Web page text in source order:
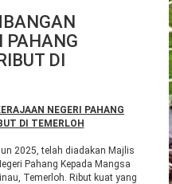
PAHANG
DI
NEGERI PAHANG
DI TEMERLOH
2025, telah diadakan Majlis
Pahang Kepada Mangsa
Temerloh. Ribut kuat yang